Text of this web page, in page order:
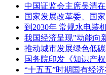
中国证监会主席吴清
国家发展改革委、国
到2030年 常规水电装
我国经济呈现"动能向
推动城市发展绿色低
国务院印发《知识产
“十五五”时期国有经